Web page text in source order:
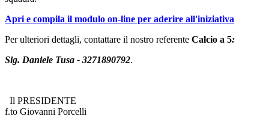
Apri e compila il modulo on-line per aderire all'iniziativa
Per ulteriori dettagli, contattare il nostro referente Calcio a 5:
Sig. Daniele Tusa - 3271890792.
Il PRESIDENTE
f.to Giovanni Porcelli